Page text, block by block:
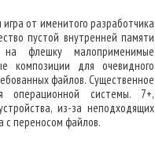
от именитого разработчика
пустой внутренней памяти
на флешку малоприменимые
композиции для очевидного
файлов. Существенное
операционной системы. 7+,
из-за неподходящих
с переносом файлов.